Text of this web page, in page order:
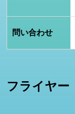
問い合わせ
フライヤー